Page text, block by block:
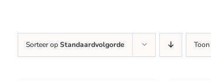
Sorteer opStandaardvolgorde Toon